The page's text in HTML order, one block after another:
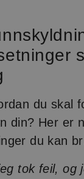
du skal
din? Her er
du kan
tok feil, og